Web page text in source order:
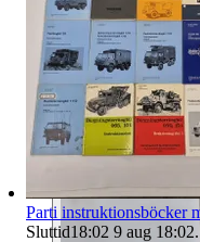
Parti instruktionsböcker
Sluttid18:02 9 aug 18:02.